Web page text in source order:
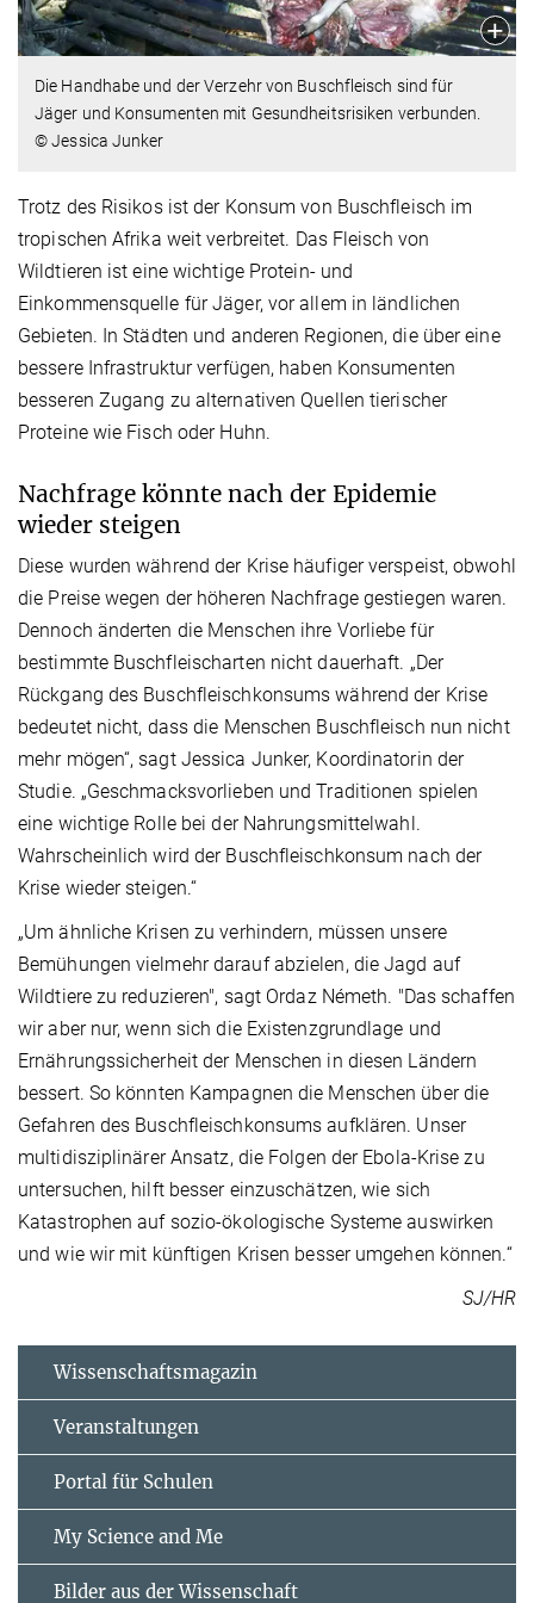
Die Handhabe und der Verzehr von Buschfleisch sind für
Jäger und Konsumenten mit Gesundheitsrisiken verbunden.
© Jessica Junker
Trotz des Risikos ist der Konsum von Buschfleisch im
tropischen Afrika weit verbreitet. Das Fleisch von
Wildtieren ist eine wichtige Protein- und
Einkommensquelle für Jäger, vor allem in ländlichen
Gebieten. In Städten und anderen Regionen, die über eine
bessere Infrastruktur verfügen, haben Konsumenten
besseren Zugang zu alternativen Quellen tierischer
Proteine wie Fisch oder Huhn.
Nachfrage könnte nach der Epidemie
wieder steigen
Diese wurden während der Krise häufiger verspeist, obwohl
die Preise wegen der höheren Nachfrage gestiegen waren.
Dennoch änderten die Menschen ihre Vorliebe für
bestimmte Buschfleischarten nicht dauerhaft. „Der
Rückgang des Buschfleischkonsums während der Krise
bedeutet nicht, dass die Menschen Buschfleisch nun nicht
mehr mögen“, sagt Jessica Junker, Koordinatorin der
Studie. „Geschmacksvorlieben und Traditionen spielen
eine wichtige Rolle bei der Nahrungsmittelwahl.
Wahrscheinlich wird der Buschfleischkonsum nach der
Krise wieder steigen.“
„Um ähnliche Krisen zu verhindern, müssen unsere
Bemühungen vielmehr darauf abzielen, die Jagd auf
Wildtiere zu reduzieren", sagt Ordaz Németh. "Das schaffen
wir aber nur, wenn sich die Existenzgrundlage und
Ernährungssicherheit der Menschen in diesen Ländern
bessert. So könnten Kampagnen die Menschen über die
Gefahren des Buschfleischkonsums aufklären. Unser
multidisziplinärer Ansatz, die Folgen der Ebola-Krise zu
untersuchen, hilft besser einzuschätzen, wie sich
Katastrophen auf sozio-ökologische Systeme auswirken
und wie wir mit künftigen Krisen besser umgehen können.“
SJ/HR
Wissenschaftsmagazin
Veranstaltungen
Portal für Schulen
My Science and Me
Bilder aus der Wissenschaft